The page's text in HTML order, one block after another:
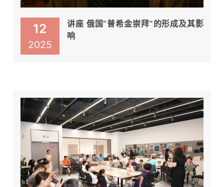
12
2025
讲座 俄国“普希金崇拜”的形成及其影
响